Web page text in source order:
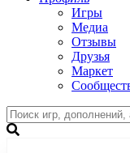
Игры
Медиа
Отзывы
Друзья
Маркет